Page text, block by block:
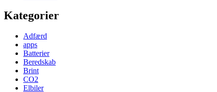
Kategorier
Adfærd
apps
Batterier
Beredskab
Brint
CO2
Elbiler